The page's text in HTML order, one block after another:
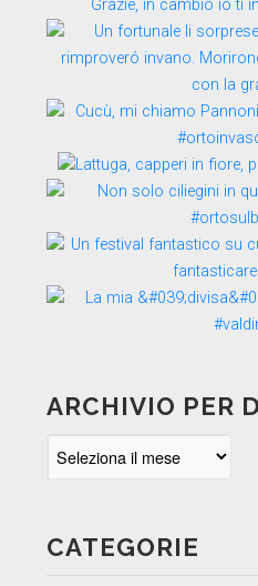
ARCHIVIO PER
CATEGORIE